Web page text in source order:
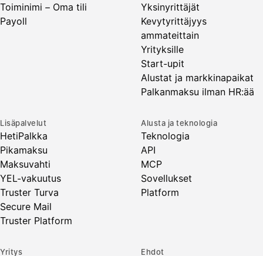
Toiminimi – Oma tili
Payoll
Yksinyrittäjät
Kevytyrittäjyys
ammateittain
Yrityksille
Start-upit
Alustat ja markkinapaikat
Palkanmaksu ilman HR:ää
Lisäpalvelut
HetiPalkka
Pikamaksu
Maksuvahti
YEL-vakuutus
Truster Turva
Secure Mail
Truster Platform
Alusta ja teknologia
Teknologia
API
MCP
Sovellukset
Platform
Yritys Ehdot